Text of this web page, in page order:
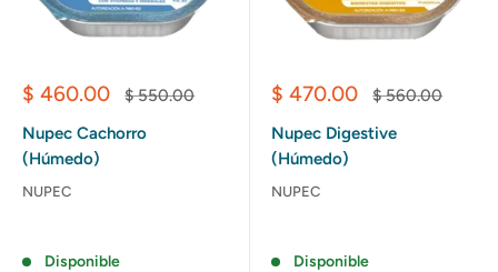
Precio
venta
$ 460.00
Precio
$ 550.00
Nupec Cachorro
(Húmedo)
NUPEC
Disponible
Precio
venta
$ 470.00
Precio
$ 560.00
Nupec Digestive
(Húmedo)
NUPEC
Disponible